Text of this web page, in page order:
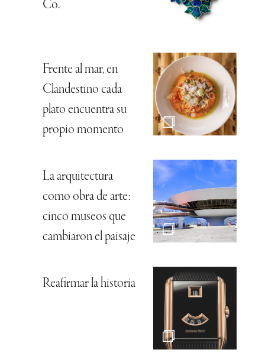
Co.
Frente al mar, en
Clandestino cada
plato encuentra su
propio momento
La arquitectura
como obra de arte:
cinco museos que
cambiaron el paisaje
Reafirmar la historia